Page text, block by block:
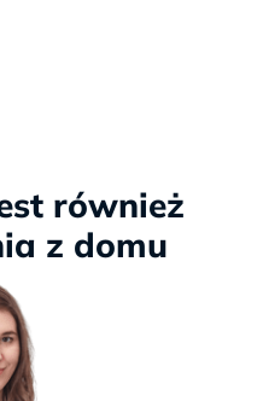
również
z domu